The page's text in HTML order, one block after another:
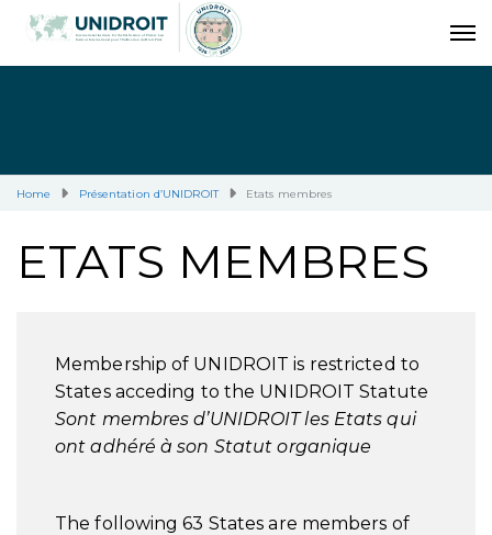
Home Présentation d’UNIDROIT Etats membres
ETATS MEMBRES
Membership of UNIDROIT is restricted to
States acceding to the UNIDROIT Statute
Sont membres d’UNIDROIT les Etats qui
ont adhéré à son Statut organique
The following 63 States are members of